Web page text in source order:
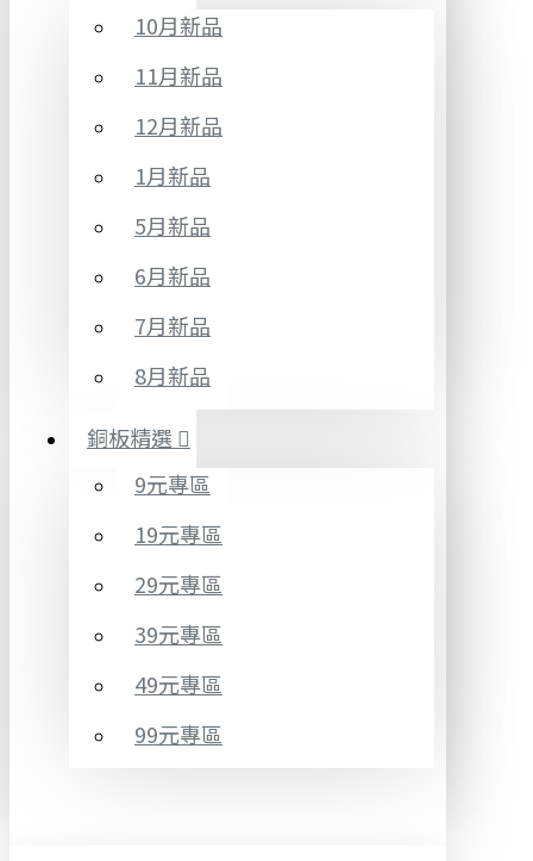
10月新品
11月新品
12月新品
1月新品
5月新品
6月新品
7月新品
8月新品
銅板精選
9元專區
19元專區
29元專區
39元專區
49元專區
99元專區